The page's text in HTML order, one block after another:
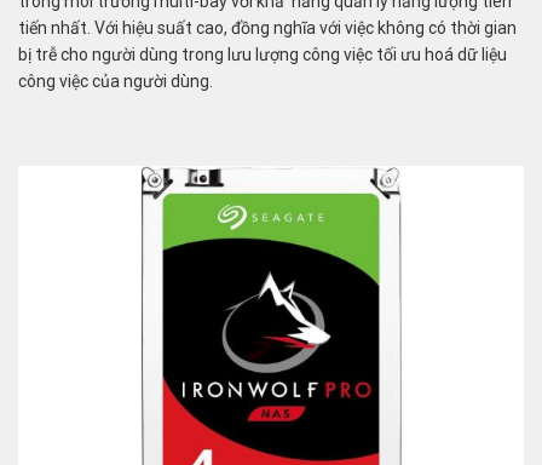
tiến nhất. Với hiệu suất cao, đồng nghĩa với việc không có thời gian
bị trễ cho người dùng trong lưu lượng công việc tối ưu hoá dữ liệu
công việc của người dùng.